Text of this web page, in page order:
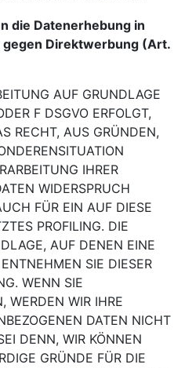
die Datenerhebung in
Direktwerbung (Art.
AUF GRUNDLAGE
F DSGVO ERFOLGT,
RECHT, AUS GRÜNDEN,
IHRER
WIDERSPRUCH
FÜR EIN AUF DIESE
PROFILING. DIE
AUF DENEN EINE
SIE DIESER
WENN SIE
WERDEN WIR IHRE
DATEN NICHT
DENN, WIR KÖNNEN
GRÜNDE FÜR DIE